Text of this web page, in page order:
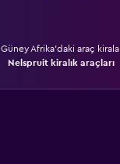
Güney Afrika'daki araç
Nelspruit kiralık araçları